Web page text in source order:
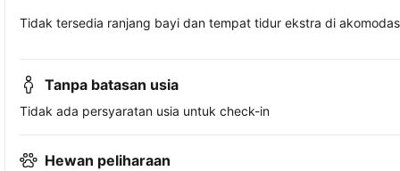
Tidak tersedia ranjang bayi dan tempat tidur ekstra di
Tanpa batasan usia
Tidak ada persyaratan usia untuk check-in
Hewan peliharaan